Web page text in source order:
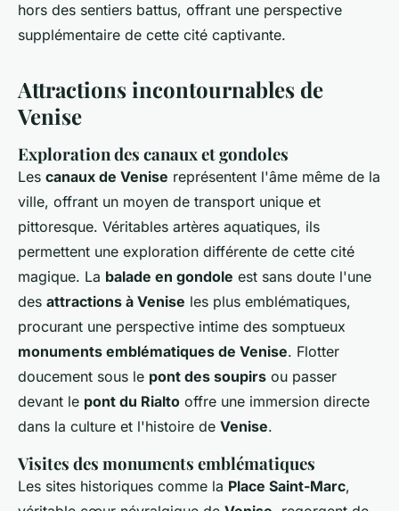
hors des sentiers battus, offrant une perspective
supplémentaire de cette cité captivante.
Attractions incontournables de
Venise
Exploration des canaux et gondoles
Les canaux de Venise représentent l'âme même de la
ville, offrant un moyen de transport unique et
pittoresque. Véritables artères aquatiques, ils
permettent une exploration différente de cette cité
magique. La balade en gondole est sans doute l'une
des attractions à Venise les plus emblématiques,
procurant une perspective intime des somptueux
monuments emblématiques de Venise. Flotter
doucement sous le pont des soupirs ou passer
devant le pont du Rialto offre une immersion directe
dans la culture et l'histoire de Venise.
Visites des monuments emblématiques
Les sites historiques comme la Place Saint-Marc,